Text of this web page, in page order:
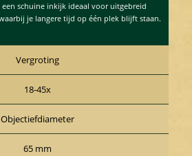
schuine inkijk ideaal voor uitgebreid
je langere tijd op één plek blijft staan.
Vergroting
18-45x
Objectiefdiameter
65 mm